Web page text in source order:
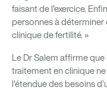
faisant de l'exercice.
personnes à
clinique de fertilité. »
Le Dr Salem affirme
traitement en clinique
l’étendue des besoins